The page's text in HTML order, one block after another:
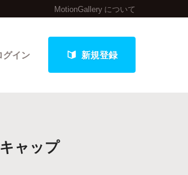
MotionGallery について
グイン 新規登録
ャップ